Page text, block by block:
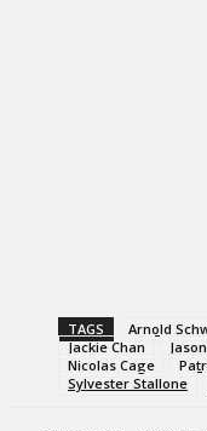
TAGS Arnold
Jackie Chan
Nicolas Cage
Sylvester Stallone